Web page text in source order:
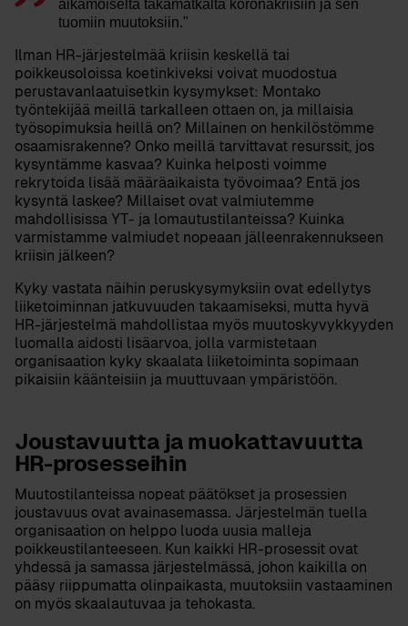
aikamoiselta takamatkalta koronakriisiin ja sen
tuomiin muutoksiin."
Ilman HR-järjestelmää kriisin keskellä tai
poikkeusoloissa koetinkiveksi voivat muodostua
perustavanlaatuisetkin kysymykset: Montako
työntekijää meillä tarkalleen ottaen on, ja millaisia
työsopimuksia heillä on? Millainen on henkilöstömme
osaamisrakenne? Onko meillä tarvittavat resurssit, jos
kysyntämme kasvaa? Kuinka helposti voimme
rekrytoida lisää määräaikaista työvoimaa? Entä jos
kysyntä laskee? Millaiset ovat valmiutemme
mahdollisissa YT- ja lomautustilanteissa? Kuinka
varmistamme valmiudet nopeaan jälleenrakennukseen
kriisin jälkeen?
Kyky vastata näihin peruskysymyksiin ovat edellytys
liiketoiminnan jatkuvuuden takaamiseksi, mutta hyvä
HR-järjestelmä mahdollistaa myös muutoskyvykkyyden
luomalla aidosti lisäarvoa, jolla varmistetaan
organisaation kyky skaalata liiketoiminta sopimaan
pikaisiin käänteisiin ja muuttuvaan ympäristöön.
Joustavuutta ja muokattavuutta
HR-prosesseihin
Muutostilanteissa nopeat päätökset ja prosessien
joustavuus ovat avainasemassa. Järjestelmän tuella
organisaation on helppo luoda uusia malleja
poikkeustilanteeseen. Kun kaikki HR-prosessit ovat
yhdessä ja samassa järjestelmässä, johon kaikilla on
pääsy riippumatta olinpaikasta, muutoksiin vastaaminen
on myös skaalautuvaa ja tehokasta.